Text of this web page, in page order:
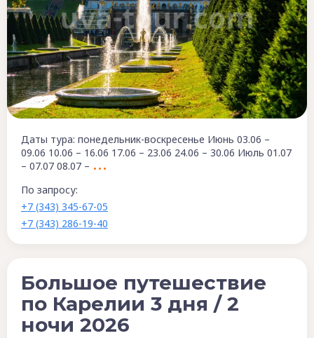
Даты тура: понедельник-воскресенье Июнь 03.06 –
09.06 10.06 – 16.06 17.06 – 23.06 24.06 – 30.06 Июль 01.07
– 07.07 08.07 –
По запросу:
+7 (343) 345-67-05
+7 (343) 286-19-40
Большое путешествие
по Карелии 3 дня / 2
ночи 2026